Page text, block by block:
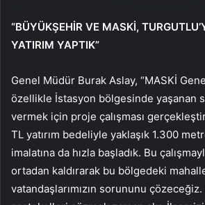
“BÜYÜKŞEHİR VE MASKİ,
YATIRIM YAPTIK”
Genel Müdür Burak Aslay, “MASKİ
özellikle İstasyon bölgesinde yaşanan
vermek için proje çalışması
TL yatırım bedeliyle yaklaşık 1.300
imalatına da hızla başladık. Bu
ortadan kaldırarak bu bölgedeki
vatandaşlarımızın sorununu